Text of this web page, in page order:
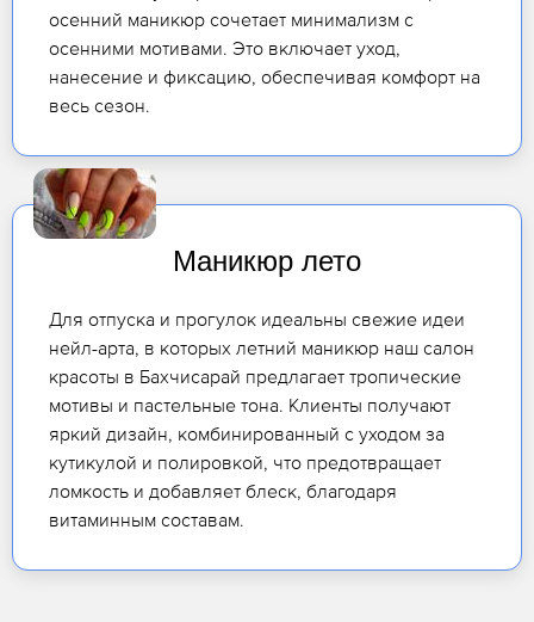
осенний маникюр сочетает минимализм с
осенними мотивами. Это включает уход,
нанесение и фиксацию, обеспечивая комфорт на
весь сезон.
Маникюр лето
Для отпуска и прогулок идеальны свежие идеи
нейл-арта, в которых летний маникюр наш салон
красоты в Бахчисарай предлагает тропические
мотивы и пастельные тона. Клиенты получают
яркий дизайн, комбинированный с уходом за
кутикулой и полировкой, что предотвращает
ломкость и добавляет блеск, благодаря
витаминным составам.